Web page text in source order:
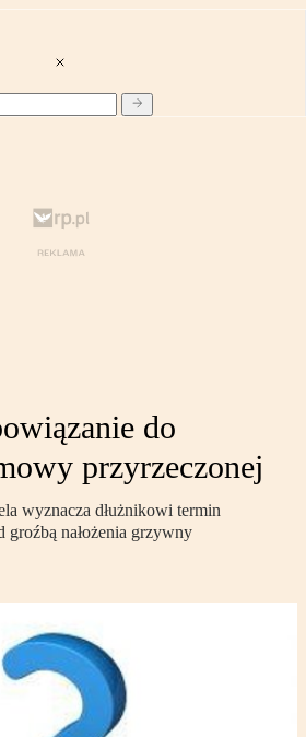
do
przyrzeczonej
wyznacza dłużnikowi termin
nałożenia grzywny